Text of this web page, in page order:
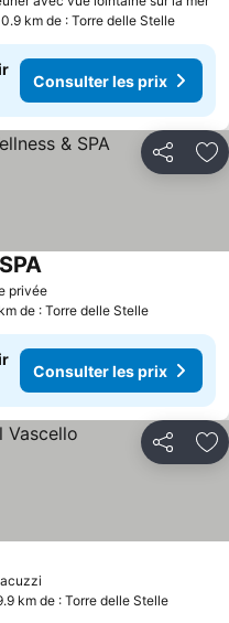
km de : Torre delle Stelle
Consulter les prix
Partager
privée
de : Torre delle Stelle
Consulter les prix
Partager
km de : Torre delle Stelle